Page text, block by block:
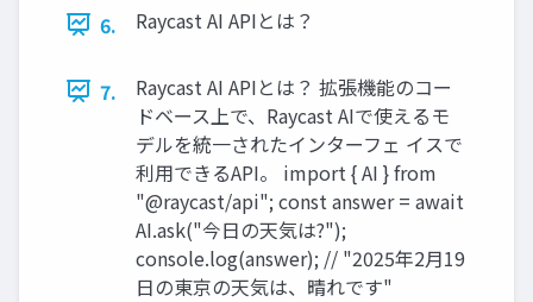
6. Raycast AI APIとは？
7.
Raycast AI APIとは？ 拡張機能のコー
ドベース上で、Raycast AIで使えるモ
デルを統一されたインターフェ イスで
利用できるAPI。 import { AI } from
"@raycast/api"; const answer = await
AI.ask("今日の天気は?");
console.log(answer); // "2025年2月19
日の東京の天気は、晴れです"